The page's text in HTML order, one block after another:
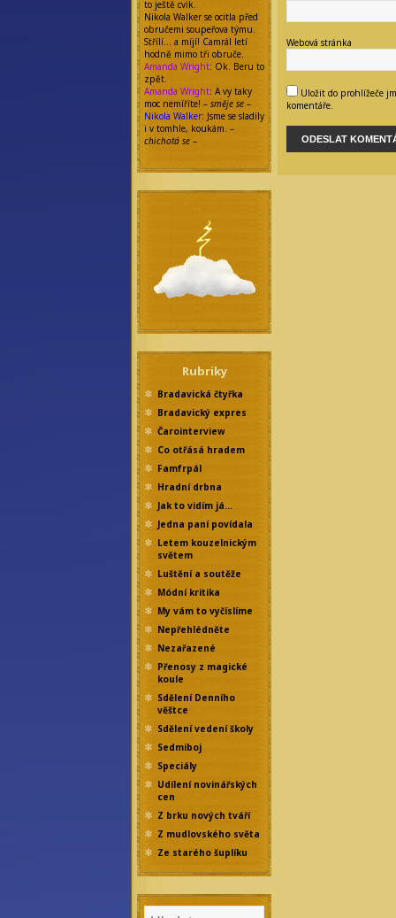
to ještě cvik.
Nikola Walker se ocitla před
obručemi soupeřova týmu.
Střílí… a míjí! Camrál letí
hodně mimo tři obruče.
Amanda Wright: Ok. Beru to
zpět.
Amanda Wright: A vy taky
moc nemíříte! – směje se –
Nikola Walker: Jsme se sladily
i v tomhle, koukám. –
chichotá se –
Rubriky
Bradavická čtyřka
Bradavický expres
Čarointerview
Co otřásá hradem
Famfrpál
Hradní drbna
Jak to vidím já…
Jedna paní povídala
Letem kouzelnickým
světem
Luštění a soutěže
Módní kritika
My vám to vyčíslíme
Nepřehlédněte
Nezařazené
Přenosy z magické
koule
Sdělení Denního
věštce
Sdělení vedení školy
Sedmiboj
Speciály
Udílení novinářských
cen
Z brku nových tváří
Z mudlovského světa
Ze starého šuplíku
Webová stránka
Uložit do prohlížeče
komentáře.